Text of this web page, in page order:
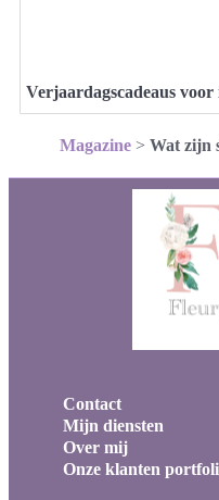
Verjaardagscadeaus voor
Magazine > Wat zijn
Contact
Mijn diensten
Over mij
Onze klanten